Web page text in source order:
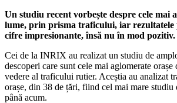
Un studiu recent vorbește despre cele mai
lume, prin prisma traficului, iar rezultatele
cifre impresionante, însă nu în mod pozitiv.
Cei de la INRIX au realizat un studiu de
descoperi care sunt cele mai aglomerate
vedere al traficului rutier. Aceștia au analizat
orașe, din 38 de țări, fiind cel mai mare studiu
până acum.